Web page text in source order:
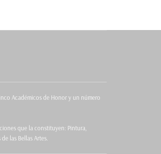
Académicos de Honor y un número
que la constituyen: Pintura,
las Bellas Artes.